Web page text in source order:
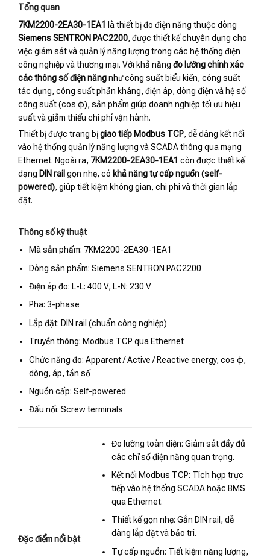
Tổng quan
7KM2200-2EA30-1EA1
là thiết bị đo điện năng thuộc dòng
Siemens SENTRON PAC2200, được thiết kế chuyên dụng cho
việc giám sát và quản lý năng lượng trong các hệ thống điện
công nghiệp và thương mại. Với khả năng đo lường chính xác
các thông số điện năngnhư công suất biểu kiến, công suất
tác dụng, công suất phản kháng, điện áp, dòng điện và hệ số
công suất (cos φ), sản phẩm giúp doanh nghiệp tối ưu hiệu
suất và giảm thiểu chi phí vận hành.
Thiết bị được trang bịgiao tiếp Modbus TCP, dễ dàng kết nối
vào hệ thống quản lý năng lượng và SCADA thông qua mạng
Ethernet. Ngoài ra, 7KM2200-2EA30-1EA1 còn được thiết kế
dạng DIN rail gọn nhẹ, có khả năng tự cấp nguồn (self-
powered), giúp tiết kiệm không gian, chi phí và thời gian lắp
đặt.
Thông số kỹ thuật
Mã sản phẩm: 7KM2200-2EA30-1EA1
Dòng sản phẩm: Siemens SENTRON PAC2200
Điện áp đo: L-L: 400 V, L-N: 230 V
Pha: 3-phase
Lắp đặt: DIN rail (chuẩn công nghiệp)
Truyền thông: Modbus TCP qua Ethernet
Chức năng đo: Apparent / Active / Reactive energy, cos φ,
dòng, áp, tần số
Nguồn cấp: Self-powered
Đấu nối: Screw terminals
Đặc điểm nổi bật
Đo lường toàn diện: Giám sát đầy đủ
các chỉ số điện năng quan trọng.
Kết nối Modbus TCP: Tích hợp trực
tiếp vào hệ thống SCADA hoặc BMS
qua Ethernet.
Thiết kế gọn nhẹ: Gắn DIN rail, dễ
dàng lắp đặt và bảo trì.
Tự cấp nguồn: Tiết kiệm năng lượng,